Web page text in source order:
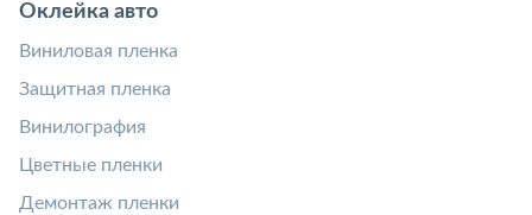
Оклейка авто
Виниловая пленка
Защитная пленка
Винилография
Цветные пленки
Демонтаж пленки